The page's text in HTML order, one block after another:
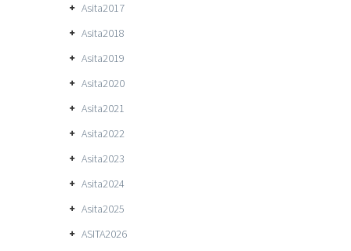
Asita2017
Asita2018
Asita2019
Asita2020
Asita2021
Asita2022
Asita2023
Asita2024
Asita2025
ASITA2026